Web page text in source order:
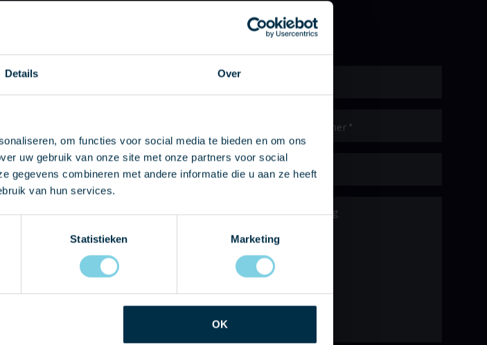
Details Over
om functies voor social media te bieden en om ons
uw gebruik van onze site met onze partners voor social
gegevens combineren met andere informatie die u aan ze heeft
van hun services.
Statistieken Marketing
OK
Naam
E-
mailadres *